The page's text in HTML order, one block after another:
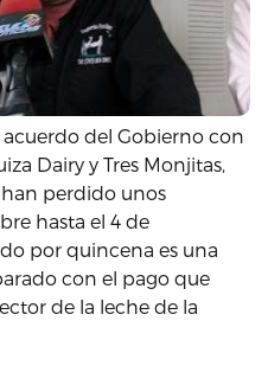
del Gobierno con
Dairy y Tres Monjitas,
perdido unos
hasta el 4 de
por quincena es una
con el pago que
de la leche de la